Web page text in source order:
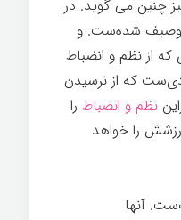
چنین می گوید. در
توصیف شده‌ست. و
از نظم و انضباط
که از نرسیدن
نظم و انضباط را
را خواهد
آنها